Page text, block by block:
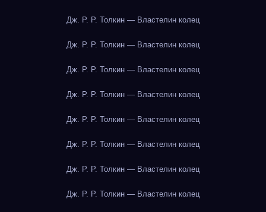
Дж. Р. Р. Толкин — Властелин колец
Дж. Р. Р. Толкин — Властелин колец
Дж. Р. Р. Толкин — Властелин колец
Дж. Р. Р. Толкин — Властелин колец
Дж. Р. Р. Толкин — Властелин колец
Дж. Р. Р. Толкин — Властелин колец
Дж. Р. Р. Толкин — Властелин колец
Дж. Р. Р. Толкин — Властелин колец